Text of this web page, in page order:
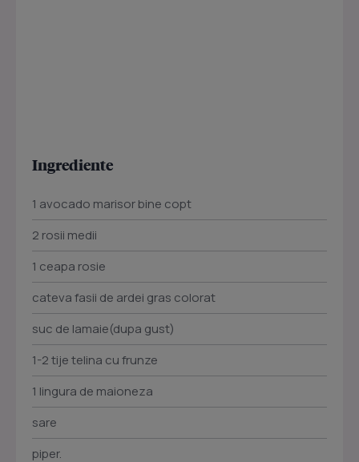
Ingrediente
1 avocado marisor bine copt
2 rosii medii
1 ceapa rosie
cateva fasii de ardei gras colorat
suc de lamaie(dupa gust)
1-2 tije telina cu frunze
1 lingura de maioneza
sare
piper.